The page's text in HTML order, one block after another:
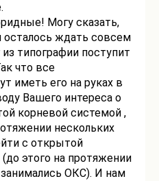
Могу сказать,
осталось ждать совсем
типографии поступит
что все
иметь его на руках в
Вашего интереса о
корневой системой ,
нескольких
с открытой
этого на протяжении
ОКС). И нам